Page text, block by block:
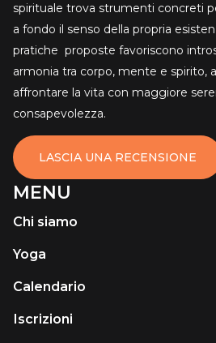
spirituale trova strumenti concreti
a fondo il senso della propria
pratiche proposte favoriscono
armonia tra corpo, mente e spirito,
affrontare la vita con maggiore
consapevolezza.
LASCIA UNA RECENSIONE
MENU
Chi siamo
Yoga
Calendario
Іscrizioni